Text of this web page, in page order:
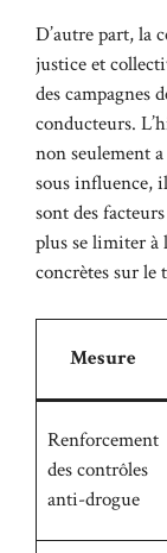
D’autre part, la
justice et
des campagnes
conducteurs.
non seulement
sous influence,
sont des
plus se limiter
concrètes sur le
Mesure
Renforcement
des contrôles
anti-drogue